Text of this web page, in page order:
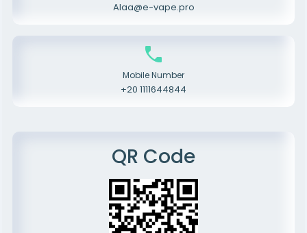
Alaa@e-vape.pro
Mobile Number
+20 1111644844
QR Code